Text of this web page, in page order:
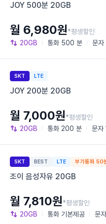
JOY 500분 20GB
20GB 통화 500 분 문자
월 6,980원*평생할인
SKT LTE
JOY 200분 20GB
20GB 통화 200 분 문자
월 7,000원*평생할인
SKT BEST LTE 부가통화 50
조이 음성자유 20GB
20GB 통화 기본제공 문자
월 7,810원*평생할인